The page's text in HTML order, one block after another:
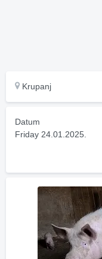
Krupanj
Datum
Friday 24.01.2025.